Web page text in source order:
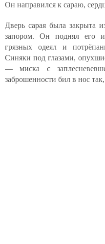
Он направился к сараю,
Дверь сарая была закрыта
запором. Он поднял его и
грязных одеял и
Синяки под глазами,
— миска с
заброшенности бил в нос